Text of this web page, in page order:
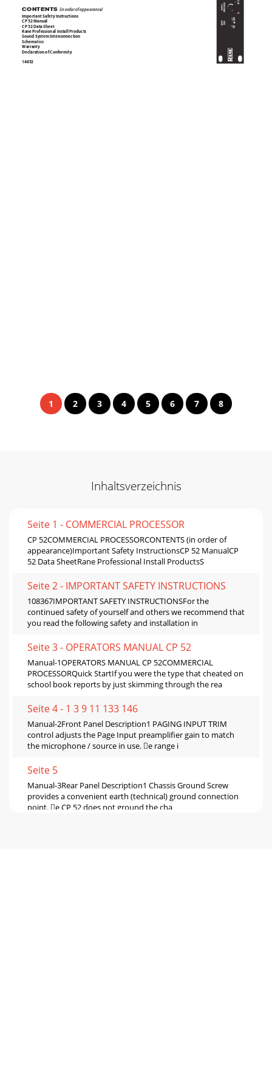
CONTE NTS (in order of appearance)
Important Safety Instructions
CP 52 Manual
CP 52 Data Sheet
Rane Professional Instal l Products
Sound System I
nterconnection
Schematics
Warranty
Dec laration of Conformity
14652
ACTIVE
TRIM
INPUT
OL
LINE
MIC
THRESHOLD
DETECT
+60
+30
1 2 3 4 5 6 7 8
Inhaltsverzeichnis
Seite 1 - COMMERCIAL PROCESSOR
CP 52COMMERCIAL PROCESSORCONTENTS (in order of
appearance)Important Safety InstructionsCP 52 ManualCP
52 Data SheetRane Professional Install ProductsS
Seite 2 - IMPORTANT SAFETY INSTRUCTIONS
108367IMPORTANT SAFETY INSTRUCTIONSFor the
continued safety of yourself and others we recommend that
you read the following safety and installation in
Seite 3 - OPERATORS MANUAL CP 52
Manual-1OPERATORS MANUAL CP 52COMMERCIAL
PROCESSORQuick StartIf you were the type that cheated on
school book reports by just skimming through the rea
Seite 4 - 1 3 9 11 133 146
Manual-2Front Panel Description1 PAGING INPUT TRIM
control adjusts the Page Input preampliﬁer gain to match
the microphone / source in use. e range i
Seite 5
Manual-3Rear Panel Description1 Chassis Ground Screw
provides a convenient earth (technical) ground connection
point. e CP 52 does not ground the cha